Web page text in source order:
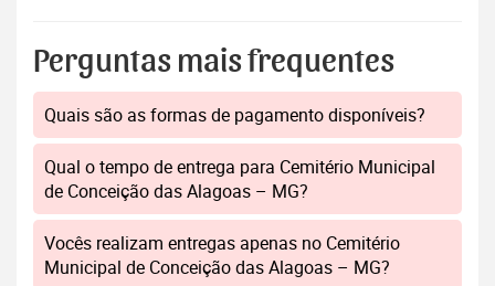
Perguntas mais frequentes
Quais são as formas de pagamento disponíveis?
Qual o tempo de entrega para Cemitério Municipal
de Conceição das Alagoas – MG?
Vocês realizam entregas apenas no Cemitério
Municipal de Conceição das Alagoas – MG?